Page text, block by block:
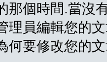
那個時間.當沒
理員編輯您的
何要修改您的